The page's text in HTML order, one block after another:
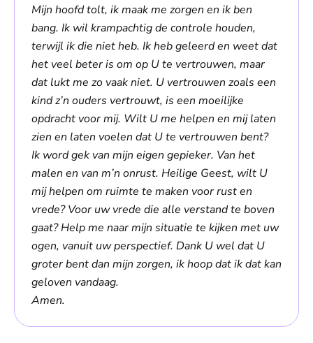
Mijn hoofd tolt, ik maak me zorgen en ik ben
bang. Ik wil krampachtig de controle houden,
terwijl ik die niet heb. Ik heb geleerd en weet dat
het veel beter is om op U te vertrouwen, maar
dat lukt me zo vaak niet. U vertrouwen zoals een
kind z’n ouders vertrouwt, is een moeilijke
opdracht voor mij. Wilt U me helpen en mij laten
zien en laten voelen dat U te vertrouwen bent?
Ik word gek van mijn eigen gepieker. Van het
malen en van m’n onrust. Heilige Geest, wilt U
mij helpen om ruimte te maken voor rust en
vrede? Voor uw vrede die alle verstand te boven
gaat? Help me naar mijn situatie te kijken met uw
ogen, vanuit uw perspectief. Dank U wel dat U
groter bent dan mijn zorgen, ik hoop dat ik dat kan
geloven vandaag.
Amen.